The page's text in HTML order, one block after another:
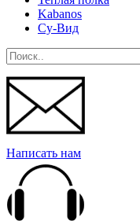
Kabanos
Су-Вид
Написать нам